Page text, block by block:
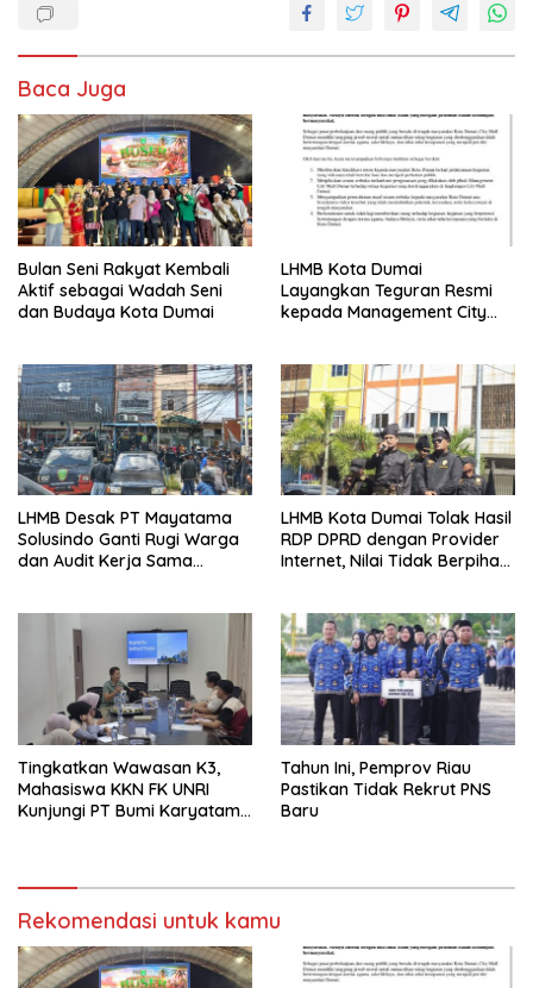
Baca Juga
Bulan Seni Rakyat Kembali
Aktif sebagai Wadah Seni
dan Budaya Kota Dumai
LHMB Kota Dumai
Layangkan Teguran Resmi
kepada Management City
kepada Masyarakat
LHMB Desak PT Mayatama
Solusindo Ganti Rugi Warga
dan Audit Kerja Sama
LHMB Kota Dumai Tolak Hasil
RDP DPRD dengan Provider
Internet, Nilai Tidak Berpihak
Tingkatkan Wawasan K3,
Mahasiswa KKN FK UNRI
Kunjungi PT Bumi Karyatama
Tahun Ini, Pemprov Riau
Pastikan Tidak Rekrut PNS
Baru
Rekomendasi untuk kamu